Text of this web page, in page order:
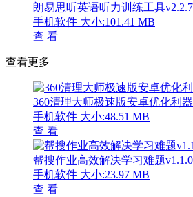
朗易思听英语听力训练工具
手机软件 大小:101.41 MB
查 看
查看更多
360清理大师极速版安卓优化利
手机软件 大小:48.51 MB
查 看
帮搜作业高效解决学习难题
手机软件 大小:23.97 MB
查 看